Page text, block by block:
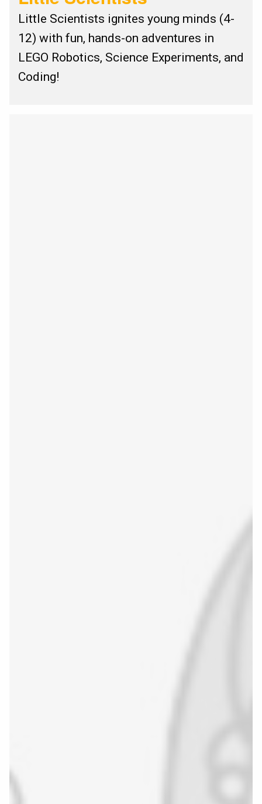
Little Scientists ignites young minds (4-
12) with fun, hands-on adventures in
LEGO Robotics, Science Experiments, and
Coding!